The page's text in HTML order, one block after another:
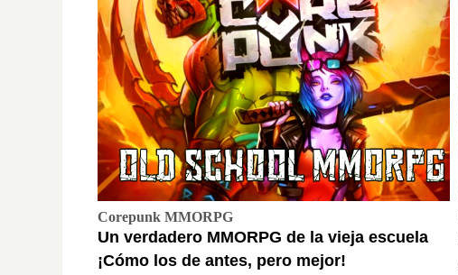
Corepunk MMORPG
Un verdadero MMORPG de la vieja escuela
¡Cómo los de antes, pero mejor!